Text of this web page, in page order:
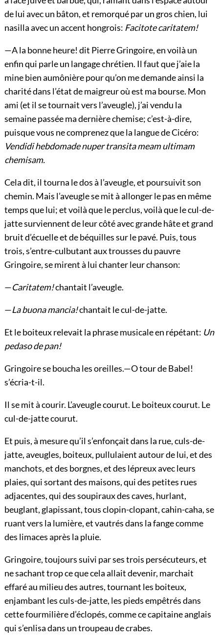
de lui avec un bâton, et remorqué par un gros chien, lui
nasilla avec un accent hongrois: Facitote caritatem!
—A la bonne heure! dit Pierre Gringoire, en voilà un
enfin qui parle un langage chrétien. Il faut que j’aie la
mine bien aumônière pour qu’on me demande ainsi la
charité dans l’état de maigreur où est ma bourse. Mon
ami (et il se tournait vers l’aveugle), j’ai vendu la
semaine passée ma dernière chemise; c’est-à-dire,
puisque vous ne comprenez que la langue de Cicéro:
Vendidihebdomade nuper transita meam ultimam
chemisam.
Cela dit, il tourna le dos à l’aveugle, et poursuivit son
chemin. Mais l’aveugle se mit à allonger le pas en même
temps que lui; et voilà que le perclus, voilà que le cul-de-
jatte surviennent de leur côté avec grande hâte et grand
bruit d’écuelle et de béquilles sur le pavé. Puis, tous
trois, s’entre-culbutant aux trousses du pauvre
Gringoire, se mirent à lui chanter leur chanson:
—Caritatem!chantait l’aveugle.
—La buona mancia!chantait le cul-de-jatte.
Et le boiteux relevait la phrase musicale en répétant: Un
pedaso de pan!
Gringoire se boucha les oreilles.—O tour de Babel!
s’écria-t-il.
Il se mit à courir. L’aveugle courut. Le boiteux courut. Le
cul-de-jatte courut.
Et puis, à mesure qu’il s’enfonçait dans la rue, culs-de-
jatte, aveugles, boiteux, pullulaient autour de lui, et des
manchots, et des borgnes, et des lépreux avec leurs
plaies, qui sortant des maisons, qui des petites rues
adjacentes, qui des soupiraux des caves, hurlant,
beuglant, glapissant, tous clopin-clopant, cahin-caha, se
ruant vers la lumière, et vautrés dans la fange comme
des limaces après la pluie.
Gringoire, toujours suivi par ses trois persécuteurs, et
ne sachant trop ce que cela allait devenir, marchait
effaré au milieu des autres, tournant les boiteux,
enjambant les culs-de-jatte, les pieds empêtrés dans
cette fourmilière d’éclopés, comme cecapitaine anglais
qui s’enlisa dans un troupeau de crabes.